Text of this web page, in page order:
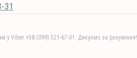
31
у Viber +38 (099) 521-67-01. Дякуємо за розуміння!